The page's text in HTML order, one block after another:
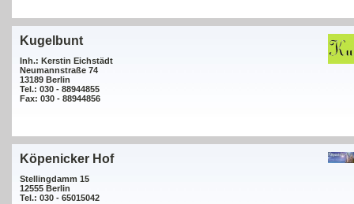
Kugelbunt
Inh.: Kerstin Eichstädt
Neumannstraße 74
13189 Berlin
Tel.: 030 - 88944855
Fax: 030 - 88944856
Köpenicker Hof
Stellingdamm 15
12555 Berlin
Tel.: 030 - 65015042